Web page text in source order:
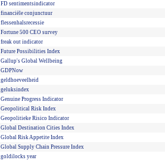
FD sentimentsindicator
financiële conjunctuur
flessenhalsrecessie
Fortune 500 CEO survey
freak out indicator
Future Possibilities Index
Gallup's Global Wellbeing
GDPNow
geldhoeveelheid
geluksindex
Genuine Progress Indicator
Geopolitical Risk Index
Geopolitieke Risico Indicator
Global Destination Cities Index
Global Risk Appetite Index
Global Supply Chain Pressure Index
goldilocks year